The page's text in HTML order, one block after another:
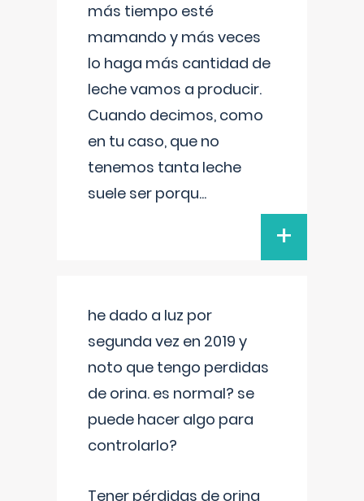
más tiempo esté
mamando y más veces
lo haga más cantidad de
leche vamos a producir.
Cuando decimos, como
en tu caso, que no
tenemos tanta leche
suele ser porqu...
+
he dado a luz por
segunda vez en 2019 y
noto que tengo perdidas
de orina. es normal? se
puede hacer algo para
controlarlo?
Tener pérdidas de orina